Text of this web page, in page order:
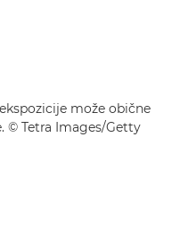
može obične
© Tetra Images/Getty